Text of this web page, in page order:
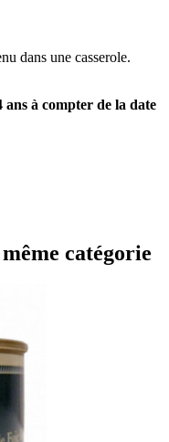
dans une casserole.
ans à compter de la date
catégorie